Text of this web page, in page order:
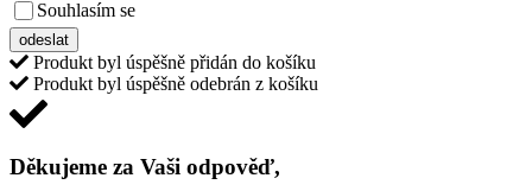
Souhlasím se
odeslat
Produkt byl úspěšně přidán do košíku
Produkt byl úspěšně odebrán z košíku
Děkujeme za Vaši odpověď,